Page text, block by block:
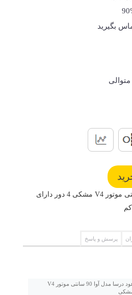
بگیرید
هود درسا مدل آوا 90 سانتی موتور V4 مشکی 4 دور دارای
پرسش و پاسخ
هود درسا مدل آوا 90 سانتی موتور V4